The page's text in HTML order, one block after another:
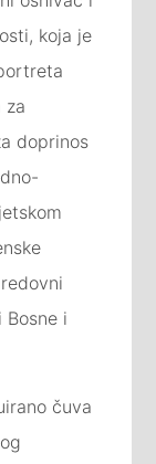
koja je
za
doprinos
Bosne i
čuva